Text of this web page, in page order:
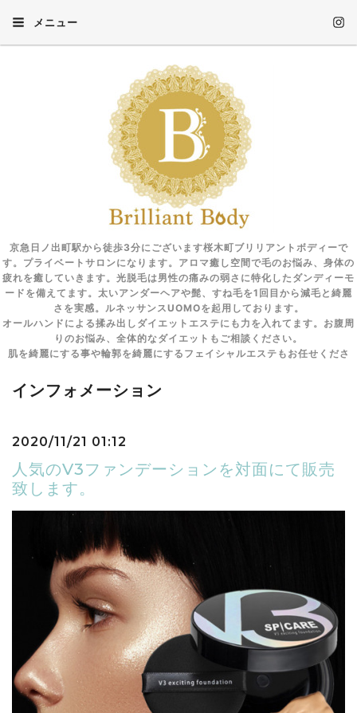
メニュー
京急日ノ出町駅から徒歩3分にございます桜木町ブリリアントボディーで
す。プライベートサロンになります。アロマ癒し空間で毛のお悩み、身体の
疲れを癒していきます。光脱毛は男性の痛みの弱さに特化したダンディーモ
ードを備えてます。太いアンダーヘアや髭、すね毛を1回目から減毛と綺麗
さを実感。ルネッサンスUOMOを起用しております。
オールハンドによる揉み出しダイエットエステにも力を入れてます。お腹周
りのお悩み、全体的なダイエットもご相談ください。
肌を綺麗にする事や輪郭を綺麗にするフェイシャルエステもお任せくださ
インフォメーション
2020/11/21 01:12
人気のV3ファンデーションを対面にて販売
致します。